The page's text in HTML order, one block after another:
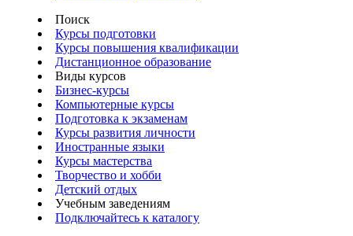
Поиск
Курсы подготовки
Курсы повышения квалификации
Дистанционное образование
Виды курсов
Бизнес-курсы
Компьютерные курсы
Подготовка к экзаменам
Курсы развития личности
Иностранные языки
Курсы мастерства
Творчество и хобби
Детский отдых
Учебным заведениям
Подключайтесь к каталогу